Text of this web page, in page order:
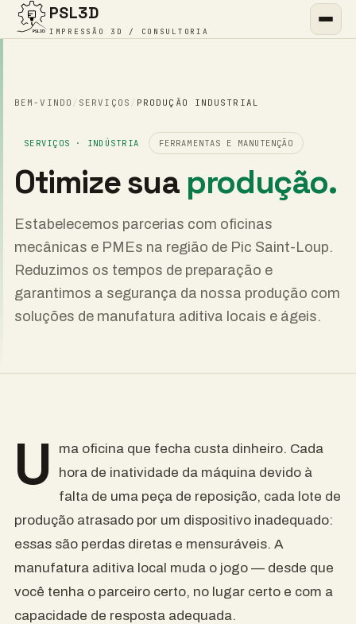
PSL3D
IMPRESSÃO 3D / CONSULTORIA
BEM-VINDO / SERVIÇOS / PRODUÇÃO INDUSTRIAL
SERVIÇOS · INDÚSTRIA FERRAMENTAS E MANUTENÇÃO
Otimize sua produção.
Estabelecemos parcerias com oficinas
mecânicas e PMEs na região de Pic Saint-Loup.
Reduzimos os tempos de preparação e
garantimos a segurança da nossa produção com
soluções de manufatura aditiva locais e ágeis.
U
ma oficina que fecha custa dinheiro. Cada
hora de inatividade da máquina devido à
falta de uma peça de reposição, cada lote de
produção atrasado por um dispositivo inadequado:
essas são perdas diretas e mensuráveis. A
manufatura aditiva local muda o jogo — desde que
você tenha o parceiro certo, no lugar certo e com a
capacidade de resposta adequada.